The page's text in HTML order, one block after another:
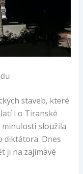
staveb, které
i o Tiranské
sloužila
diktátora. Dnes
ji na zajímavé